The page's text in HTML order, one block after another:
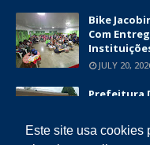
Este site usa cookies
Bike
Com
JULY 20,
Prefeitura
Superior A
JUNE 12, 2026